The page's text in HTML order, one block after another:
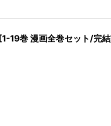
[1-19巻 漫画全巻セット/完結